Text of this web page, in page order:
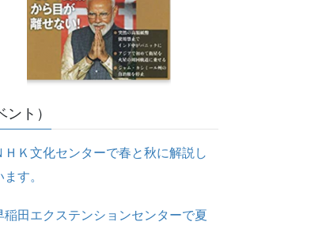
ント）
Ｋ文化センターで春と秋に解説し
ます。
田エクステンションセンターで夏